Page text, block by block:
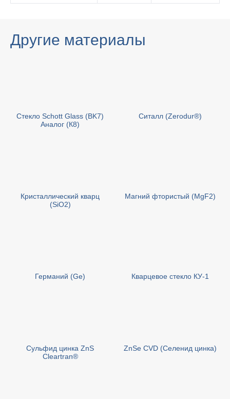
Другие материалы
Стекло Schott Glass (BK7)
Аналог (К8)
Cиталл (Zerodur®)
Кристаллический кварц
(SiO2)
Магний фтористый (MgF2)
Германий (Ge) Кварцевое стекло КУ-1
Сульфид цинка ZnS
Cleartran®
ZnSe CVD (Селенид цинка)